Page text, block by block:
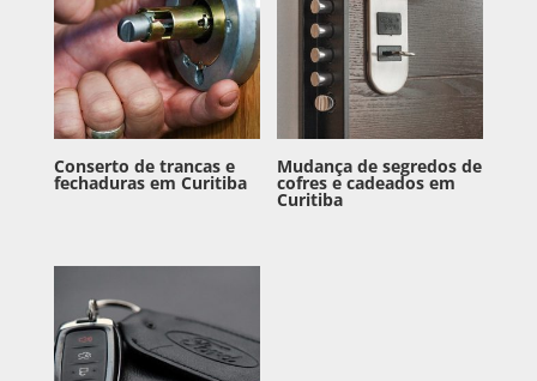
Conserto de trancas e
fechaduras em Curitiba
Mudança de segredos de
cofres e cadeados em
Curitiba